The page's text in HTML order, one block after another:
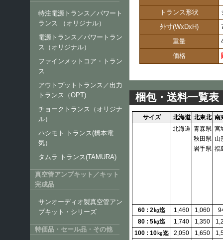
トランス形状
外寸(WxDxH)
重量
価格
梱包・送料一覧表
サイズ 北海道 北東北 南
北海道 青森県
秋田県
岩手県
宮
山
福
60 : 2㎏迄 1,460 1,060
80 : 5㎏迄
1,740 1,350
100 : 10㎏迄
2,050 1,650
特注電源トランス／パワート
ランス （オリジナル）
電源トランス／パワートラン
ス（オリジナル）
ファインメットコア・トラン
ス
アウトプットトランス／出力
トランス（OPT)
チョークトランス（オリジナ
ル）
ハシモト トランス(橋本電
気）
タムラ トランス(TAMURA)
真空管アンプキット／キット
完成品
サンオーディオ製真空管アン
プキット・シリーズ
特価品・セール品・その他